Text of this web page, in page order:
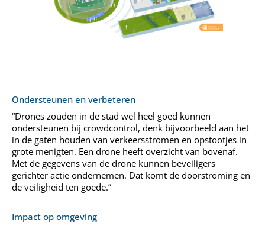
Ondersteunen en verbeteren
“Drones zouden in de stad wel heel goed kunnen
ondersteunen bij crowdcontrol, denk bijvoorbeeld aan het
in de gaten houden van verkeersstromen en opstootjes in
grote menigten. Een drone heeft overzicht van bovenaf.
Met de gegevens van de drone kunnen beveiligers
gerichter actie ondernemen. Dat komt de doorstroming en
de veiligheid ten goede.”
Impact op omgeving